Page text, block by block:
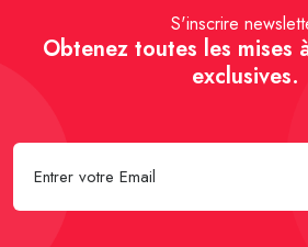
S'inscrire
Obtenez toutes les mises
exclusives.